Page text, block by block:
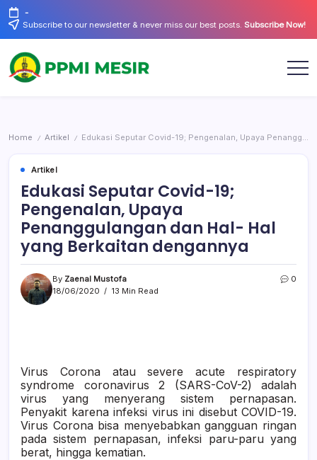
Skip
to
content
-
Subscribe to our newsletter & never miss our best posts. Subscribe Now!
Home / Artikel / Edukasi Seputar Covid-19; Pengenalan, Upaya Penanggulangan dan Hal- Hal yang Berkaitan dengannya
Artikel
Edukasi Seputar Covid-19;
Pengenalan, Upaya
Penanggulangan dan Hal- Hal
yang Berkaitan dengannya
By Zaenal Mustofa
18/06/2020
13 Min Read
0
Virus Corona atau severe acute respiratory
syndrome coronavirus 2 (SARS-CoV-2) adalah
virus yang menyerang sistem pernapasan.
Penyakit karena infeksi virus ini disebut COVID-19.
Virus Corona bisa menyebabkan gangguan ringan
pada sistem pernapasan, infeksi paru-paru yang
berat, hingga kematian.